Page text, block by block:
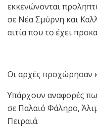
εκκενώνονται
σε Νέα Σμύρνη και
αιτία που το έχει
Οι αρχές προχώρησαν
Υπάρχουν αναφορές
σε Παλαιό Φάληρο,
Πειραιά.